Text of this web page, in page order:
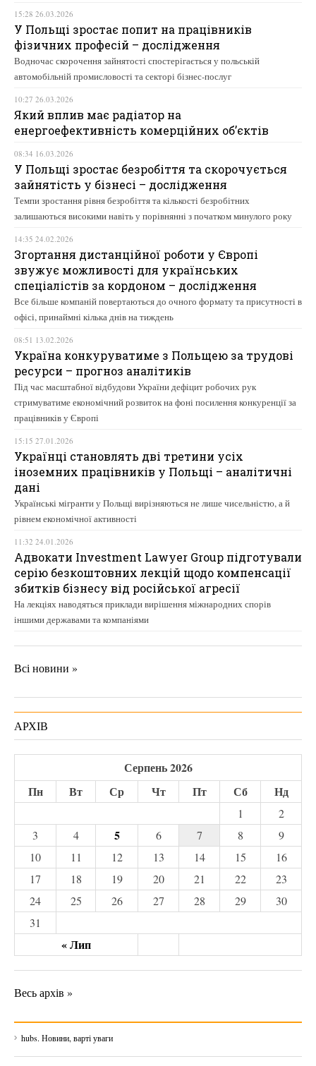
15:28 26.03.2026
У Польщі зростає попит на працівників
фізичних професій – дослідження
Водночас скорочення зайнятості спостерігається у польській
автомобільній промисловості та секторі бізнес-послуг
10:27 26.03.2026
Який вплив має радіатор на
енергоефективність комерційних об’єктів
08:34 16.03.2026
У Польщі зростає безробіття та скорочується
зайнятість у бізнесі – дослідження
Темпи зростання рівня безробіття та кількості безробітних
залишаються високими навіть у порівнянні з початком минулого року
14:35 24.02.2026
Згортання дистанційної роботи у Європі
звужує можливості для українських
спеціалістів за кордоном – дослідження
Все більше компаній повертаються до очного формату та присутності в
офісі, принаймні кілька днів на тиждень
08:51 13.02.2026
Україна конкуруватиме з Польщею за трудові
ресурси – прогноз аналітиків
Під час масштабної відбудови України дефіцит робочих рук
стримуватиме економічний розвиток на фоні посилення конкуренції за
працівників у Європі
15:15 27.01.2026
Українці становлять дві третини усіх
іноземних працівників у Польщі – аналітичні
дані
Українські мігранти у Польщі вирізняються не лише чисельністю, а й
рівнем економічної активності
11:32 24.01.2026
Адвокати Investment Lawyer Group підготували
серію безкоштовних лекцій щодо компенсації
збитків бізнесу від російської агресії
На лекціях наводяться приклади вирішення міжнародних спорів
іншими державами та компаніями
Всі новини »
АРХІВ
Серпень 2026
Пн
Вт Ср Чт Пт Сб Нд
« Лип
1
2
3
4 5 6 7 8
9
10
11 12 13 14 15
16
17
18 19 20 21 22
23
24
25 26 27 28 29
30
31
Весь архів »
hubs. Новини, варті уваги